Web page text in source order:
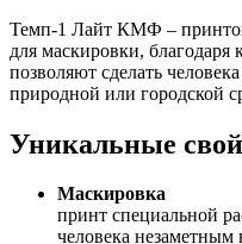
Темп-1 Лайт КМФ –
для маскировки,
позволяют сделать
природной или городской
Уникальные
Маскировка
принт специальной
человека